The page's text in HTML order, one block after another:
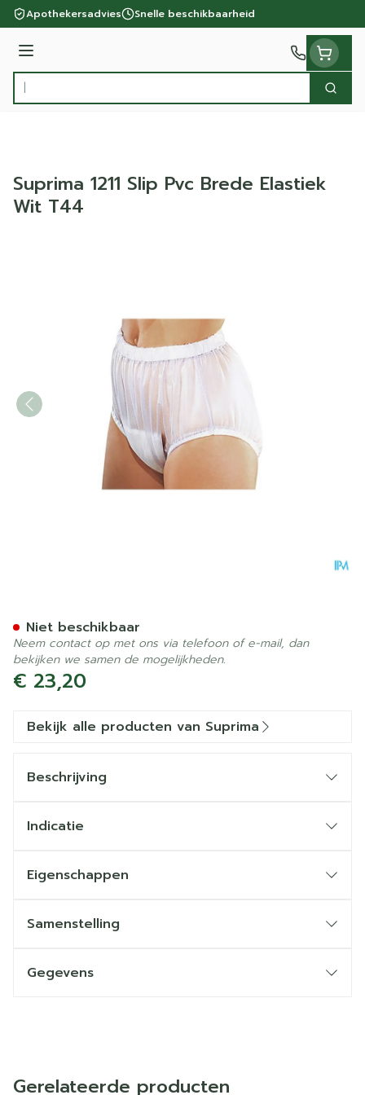
Ga naar de inhoud
Apothekersadvies Snelle beschikbaarheid
Menu
Product, merk, categorie...
Zoek
Suprima 1211 Slip Pvc Brede Elastiek
Wit T44
€ 23,20
Niet beschikbaar
Neem contact op met ons via telefoon of e-mail, dan
bekijken we samen de mogelijkheden.
Bekijk alle producten van Suprima
Beschrijving
Indicatie
Eigenschappen
Samenstelling
Gegevens
Gerelateerde producten